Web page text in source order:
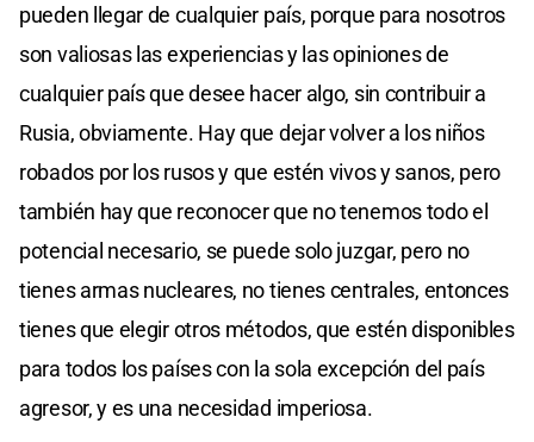
pueden llegar de cualquier país, porque para nosotros
son valiosas las experiencias y las opiniones de
cualquier país que desee hacer algo, sin contribuir a
Rusia, obviamente. Hay que dejar volver a los niños
robados por los rusos y que estén vivos y sanos, pero
también hay que reconocer que no tenemos todo el
potencial necesario, se puede solo juzgar, pero no
tienes armas nucleares, no tienes centrales, entonces
tienes que elegir otros métodos, que estén disponibles
para todos los países con la sola excepción del país
agresor, y es una necesidad imperiosa.